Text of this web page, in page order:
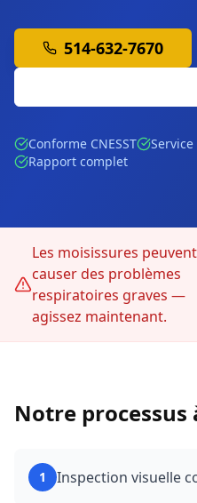
514-632-7670
Conforme CNESST
Rapport complet
Les moisissures peuvent
causer des problèmes
respiratoires graves —
agissez maintenant.
Notre processus
1 Inspection visuelle